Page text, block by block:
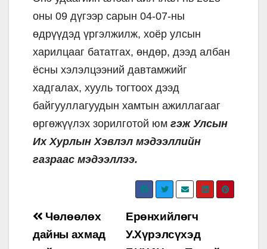
оны 09 дүгээр сарын 04-07-ны
өдрүүдэд үргэлжилж, хоёр улсын
харилцааг бататгах, өндөр, дээд албан
ёсны хэлэлцээний давтамжийг
хадгалах, хууль тогтоох дээд
байгууллагуудын хамтын ажиллагааг
өргөжүүлэх зорилготой юм гэж Улсын
Их Хурлын Хэвлэл мэдээллийн
газраас мэдээллээ.
Post
navigation
Ерөнхийлөгч
У.Хүрэлсүхэд
Чөлөөлөх
дайны ахмад